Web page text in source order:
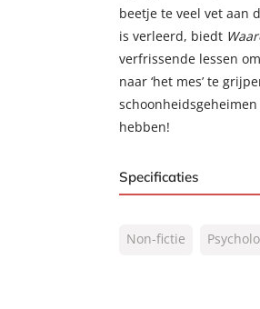
beetje te veel vet aan
is verleerd, biedt
verfrissende lessen
naar ‘het mes’ te
hebben!
Specificaties
NUR:
Non-fictie